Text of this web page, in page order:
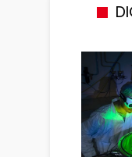
s
l
v
a
t
é
e